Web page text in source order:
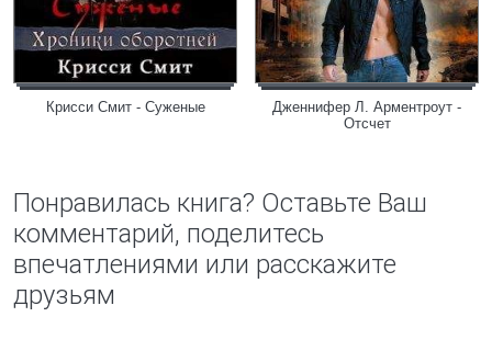
Крисси Смит - Суженые
Дженнифер Л. Арментроут -
Отсчет
Понравилась книга? Оставьте Ваш
комментарий, поделитесь
впечатлениями или расскажите
друзьям